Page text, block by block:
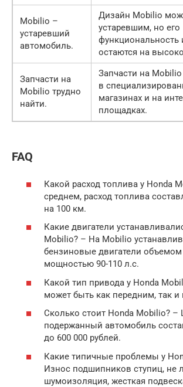
Mobilio –
устаревший
автомобиль.
Дизайн Mobilio
устаревшим, но его
функциональность
остаются на
Запчасти на
Mobilio трудно
найти.
Запчасти на
в
магазинах и на
площадках.
FAQ
Какой расход топлива у Honda
среднем, расход топлива
на 100 км.
Какие двигатели
Mobilio? – На Mobilio
бензиновые двигатели объемом
мощностью 90-110 л.с.
Какой тип привода у Honda
может быть как передним, так
Сколько стоит Honda Mobilio? –
подержанный автомобиль
до 600 000 рублей.
Какие типичные проблемы у
Износ подшипников ступиц, не
шумоизоляция, жесткая